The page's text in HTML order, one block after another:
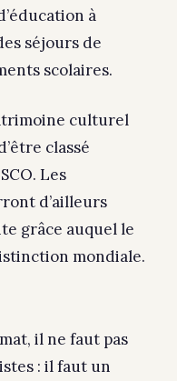
à
séjours de
scolaires.
culturel
classé
Les
d’ailleurs
grâce auquel le
mondiale.
il ne faut pas
: il faut un